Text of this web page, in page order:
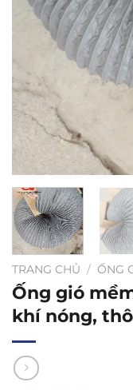
TRANG CHỦ / ỐNG
Ống gió
khí nóng,